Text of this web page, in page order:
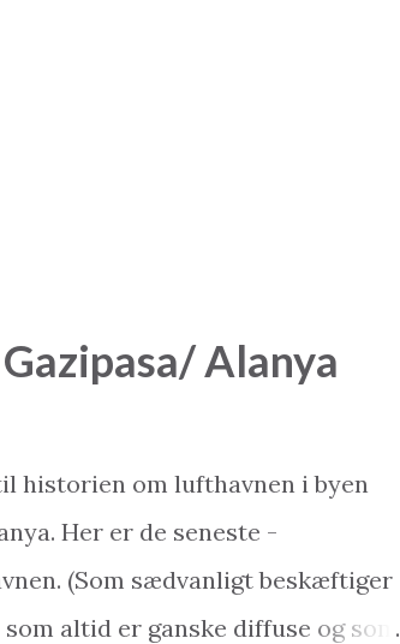
Alanya
historien om lufthavnen i byen
Her er de seneste -
(Som sædvanligt beskæftiger
altid er ganske diffuse og som